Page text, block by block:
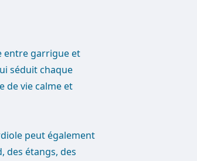
entre garrigue et
séduit chaque
de vie calme et
peut également
des étangs, des